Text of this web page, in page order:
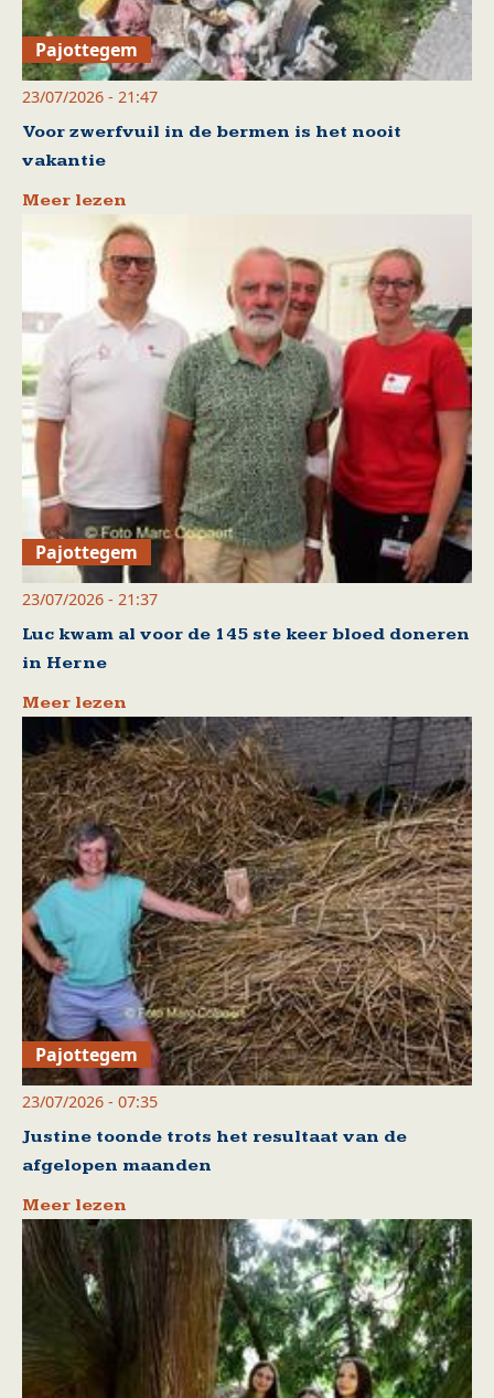
Pajottegem
23/07/2026 - 21:47
Voor zwerfvuil in de bermen is het nooit
vakantie
Meer lezen
Pajottegem
23/07/2026 - 21:37
Luc kwam al voor de 145 ste keer bloed doneren
in Herne
Meer lezen
Pajottegem
23/07/2026 - 07:35
Justine toonde trots het resultaat van de
afgelopen maanden
Meer lezen